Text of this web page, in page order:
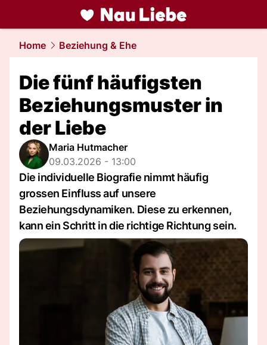
liebe.NAU.ch
Home Beziehung & Ehe
Die fünf häufigsten
Beziehungsmuster in
der Liebe
Maria Hutmacher
09.03.2026 - 13:00
Die individuelle Biografie nimmt häufig
grossen Einfluss auf unsere
Beziehungsdynamiken. Diese zu erkennen,
kann ein Schritt in die richtige Richtung sein.